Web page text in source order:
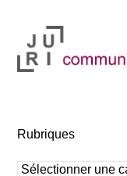
Rubriques
Rubriques